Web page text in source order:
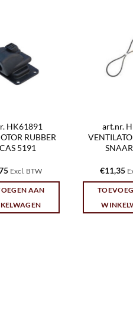
HK61891
RUBBER
5191
Excl. BTW
AAN
art.nr.
€11,35